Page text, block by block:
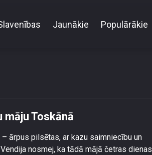
Jaunākie Populārākie
māju Toskānā
ārpus pilsētas, ar kazu saimniecību un
nosmej, ka tādā mājā četras dienas